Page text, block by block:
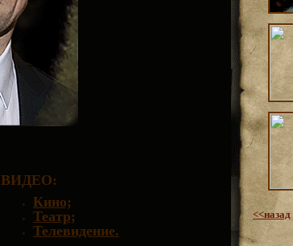
ВИДЕО:
Кино;
Театр;
Телевидение.
<<назад